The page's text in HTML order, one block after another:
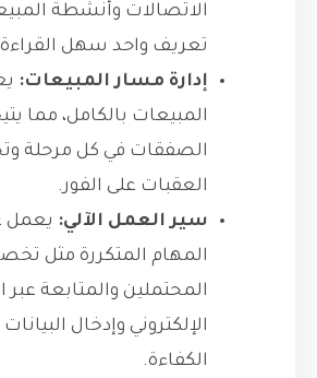
الاتصالات وأنشطة
تعريف واحد سهل
إدارة مسار المبيعات:
المبيعات بالكامل، مما
الصفقات في كل مرحلة
العقبات على الفور.
سير العمل الآلي: يعمل
المهام المتكررة مثل
المحتملين والمتابعة عبر
الإلكتروني وإدخال
الكفاءة.